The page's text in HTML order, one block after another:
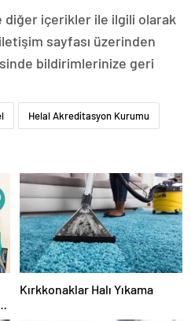
diğer içerikler ile ilgili olarak
sayfası üzerinden
bildirimlerinize geri
Helal Akreditasyon Kurumu
Kırkkonaklar Halı Yıkama